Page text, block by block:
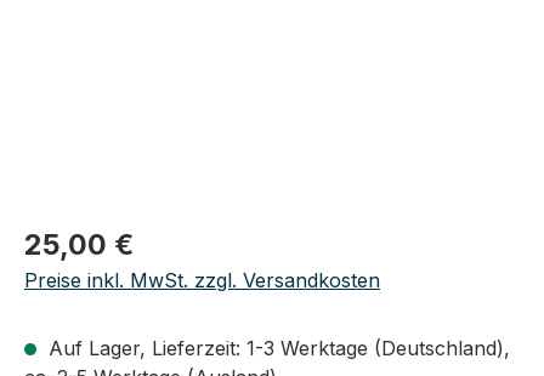
Regulärer Preis:
25,00 €
Preise inkl. MwSt. zzgl. Versandkosten
Auf Lager, Lieferzeit: 1-3 Werktage (Deutschland),